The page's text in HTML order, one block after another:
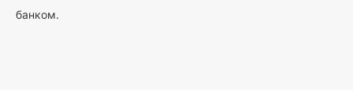
банком.